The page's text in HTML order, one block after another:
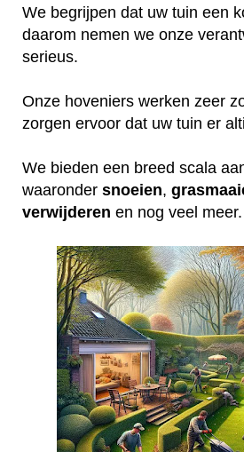
We begrijpen dat uw tuin een
daarom nemen we onze
serieus.
Onze hoveniers werken zeer
zorgen ervoor dat uw tuin er
We bieden een breed scala
waaronder snoeien,
verwijderen en nog veel meer.